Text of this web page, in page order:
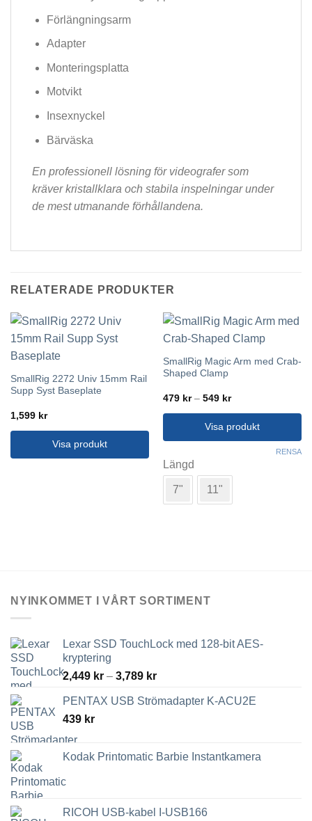
Förlängningsarm
Adapter
Monteringsplatta
Motvikt
Insexnyckel
Bärväska
En professionell lösning för videografer som
kräver kristallklara och stabila inspelningar under
de mest utmanande förhållandena.
RELATERADE PRODUKTER
SmallRig 2272 Univ 15mm Rail
Supp Syst Baseplate
1,599 kr
Visa produkt
SmallRig Magic Arm med Crab-
Shaped Clamp
479 kr – 549 krPrisintervall:
till
549 kr
Visa produkt
här
produkten
har
flera
väljas
Längd
7" 11"
RENSA
NYINKOMMET I VÅRT SORTIMENT
Lexar SSD TouchLock med 128-bit AES-
kryptering
2,449 kr – 3,789 krPrisintervall:
till
PENTAX USB Strömadapter K-ACU2E
439 kr
Kodak Printomatic Barbie Instantkamera
RICOH USB-kabel I-USB166